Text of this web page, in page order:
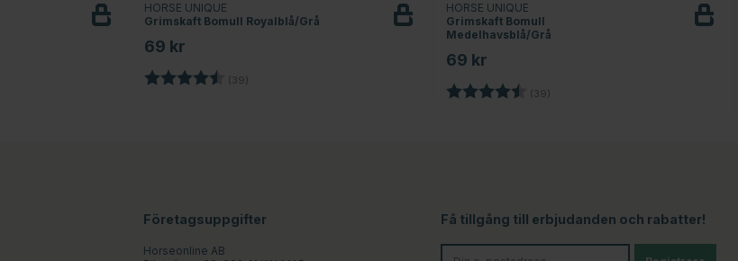
HORSE UNIQUE
Grimskaft Bomull Royalblå/Grå
69 kr
Betyg: (39)
HORSE UNIQUE
Grimskaft Bomull
Medelhavsblå/Grå
69 kr
Betyg: (39)
Företagsuppgifter
Horseonline AB
Få tillgång till erbjudanden och rabatter!